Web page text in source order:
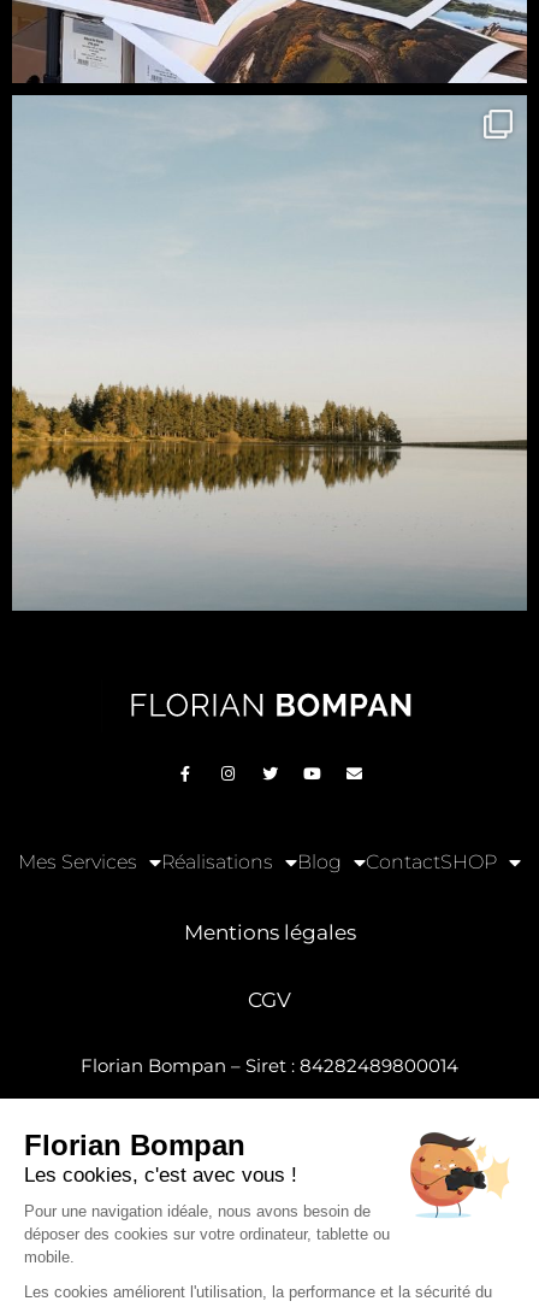
Mes Services Réalisations Blog ContactSHOP
Mentions légales
CGV
Florian Bompan – Siret : 84282489800014
– Goodigital, Agence web à Clermont-
Ferrand
Site cofinancé par la région
Florian Bompan
Les cookies, c'est avec vous !
Pour une navigation idéale, nous avons besoin de
déposer des cookies sur votre ordinateur, tablette ou
mobile.
Les cookies améliorent l'utilisation, la performance et la sécurité du